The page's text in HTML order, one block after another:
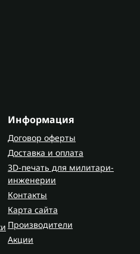
Информация
Договор оферты
Доставка и оплата
3D-печать для милитари-
инженерии
Контакты
Карта сайта
Производители
Акции